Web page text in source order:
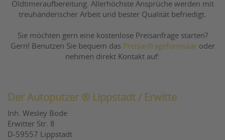
Oldtimeraufbereitung. Allerhöchste Ansprüche werden mit
treuhänderischer Arbeit und bester Qualität befriedigt.
Sie möchten gern eine kostenlose Preisanfrage starten?
Gern! Benutzen Sie bequem das Preisanfrageformularoder
nehmen direkt Kontakt auf:
Der Autoputzer ® Lippstadt / Erwitte
Inh. Wesley Bode
Erwitter Str. 8
D-59557 Lippstadt